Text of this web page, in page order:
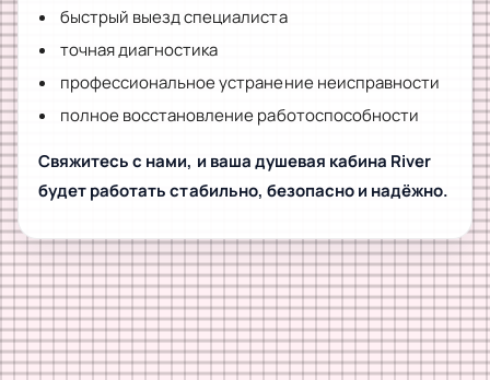
быстрый выезд специалиста
точная диагностика
профессиональное устранение неисправности
полное восстановление работоспособности
Свяжитесь с нами, и ваша душевая кабина River
будет работать стабильно, безопасно и надёжно.